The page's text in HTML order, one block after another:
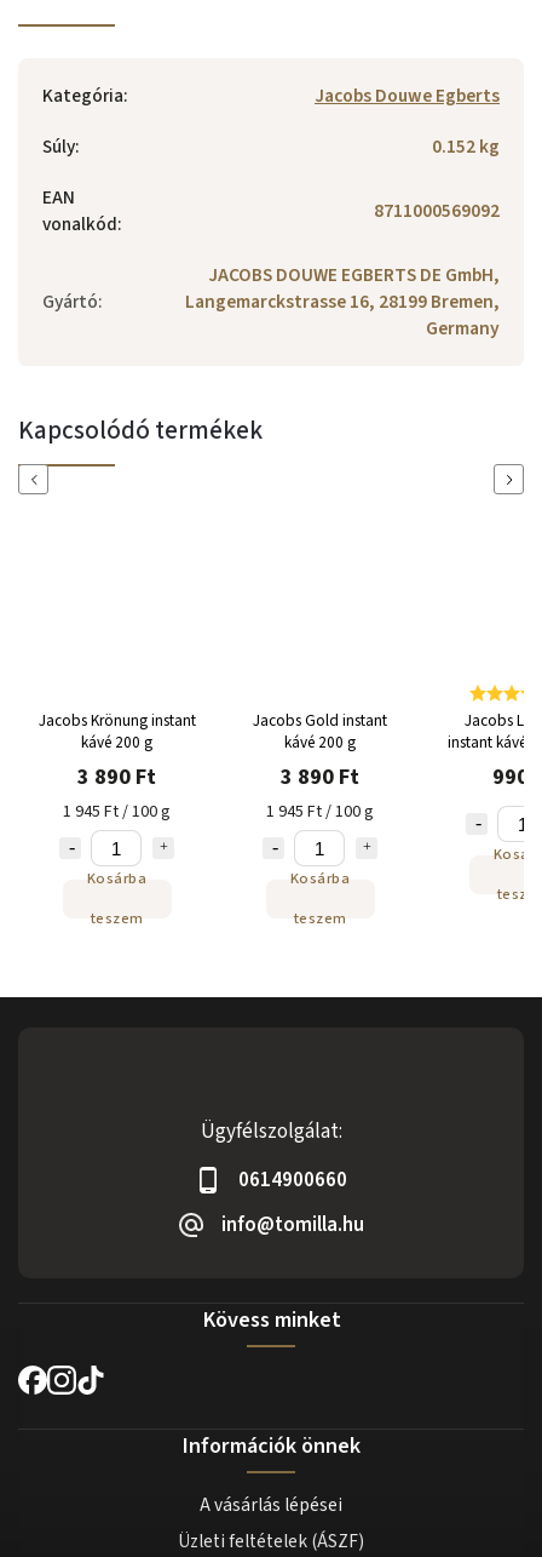
Kategória:
Jacobs Douwe Egberts
Súly:
0.152 kg
EAN
vonalkód: 8711000569092
Gyártó:
JACOBS DOUWE EGBERTS DE GmbH,
Langemarckstrasse 16, 28199 Bremen,
Germany
Kapcsolódó termékek
Previous
Jacobs Krönung instant
kávé 200 g
3 890 Ft
1 945 Ft / 100 g
Kosárba
teszem
Jacobs Gold instant
kávé 200 g
3 890 Ft
1 945 Ft / 100 g
Kosárba
teszem
Jacobs
instant kávé
990
Next
Ügyfélszolgálat:
0614900660
info@tomilla.hu
Kövess minket
Információk önnek
A vásárlás lépései
Üzleti feltételek (ÁSZF)